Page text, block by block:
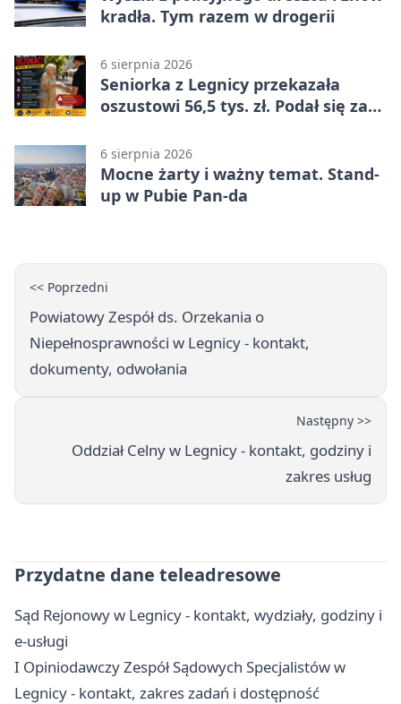
kradła. Tym razem w drogerii
6 sierpnia 2026
Seniorka z Legnicy przekazała
oszustowi 56,5 tys. zł. Podał się za
6 sierpnia 2026
Mocne żarty i ważny temat. Stand-
up w Pubie Pan-da
<< Poprzedni
Powiatowy Zespół ds. Orzekania o
Niepełnosprawności w Legnicy - kontakt,
dokumenty, odwołania
Następny >>
Oddział Celny w Legnicy - kontakt, godziny i
zakres usług
Przydatne dane teleadresowe
Sąd Rejonowy w Legnicy - kontakt, wydziały, godziny i
e-usługi
I Opiniodawczy Zespół Sądowych Specjalistów w
Legnicy - kontakt, zakres zadań i dostępność